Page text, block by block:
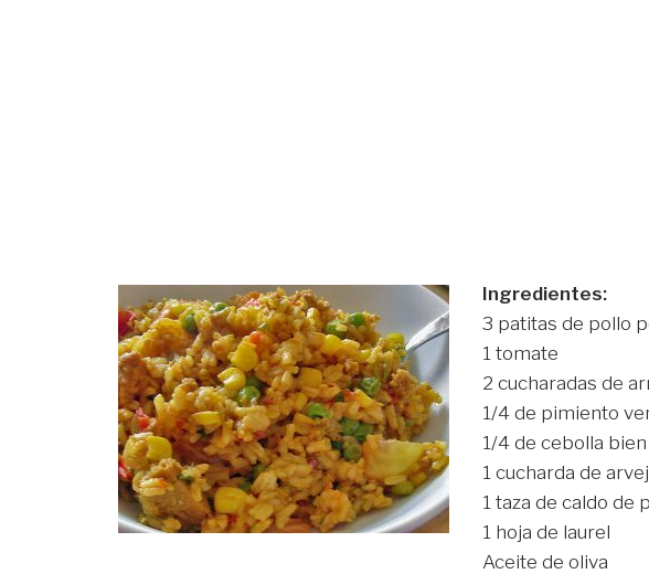
Ingredientes:
3 patitas de pollo
1 tomate
2 cucharadas de
1/4 de pimiento
1/4 de cebolla
1 cucharda de
1 taza de caldo de
1 hoja de laurel
Aceite de oliva